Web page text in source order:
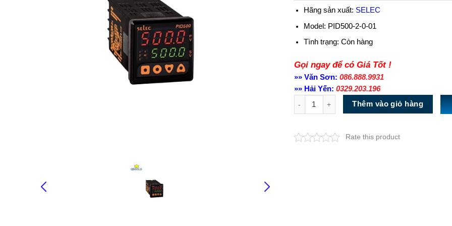
Hãng sản xuất: SELEC
Model: PID500-2-0-01
Tình trạng:Còn hàng
Gọi ngay để có Giá Tốt !
»» Văn Sơn: 086.888.9931
»» Hải Yến: 0329.203.196
Số lượng
Thêm vào giỏ hàng
Rate this product